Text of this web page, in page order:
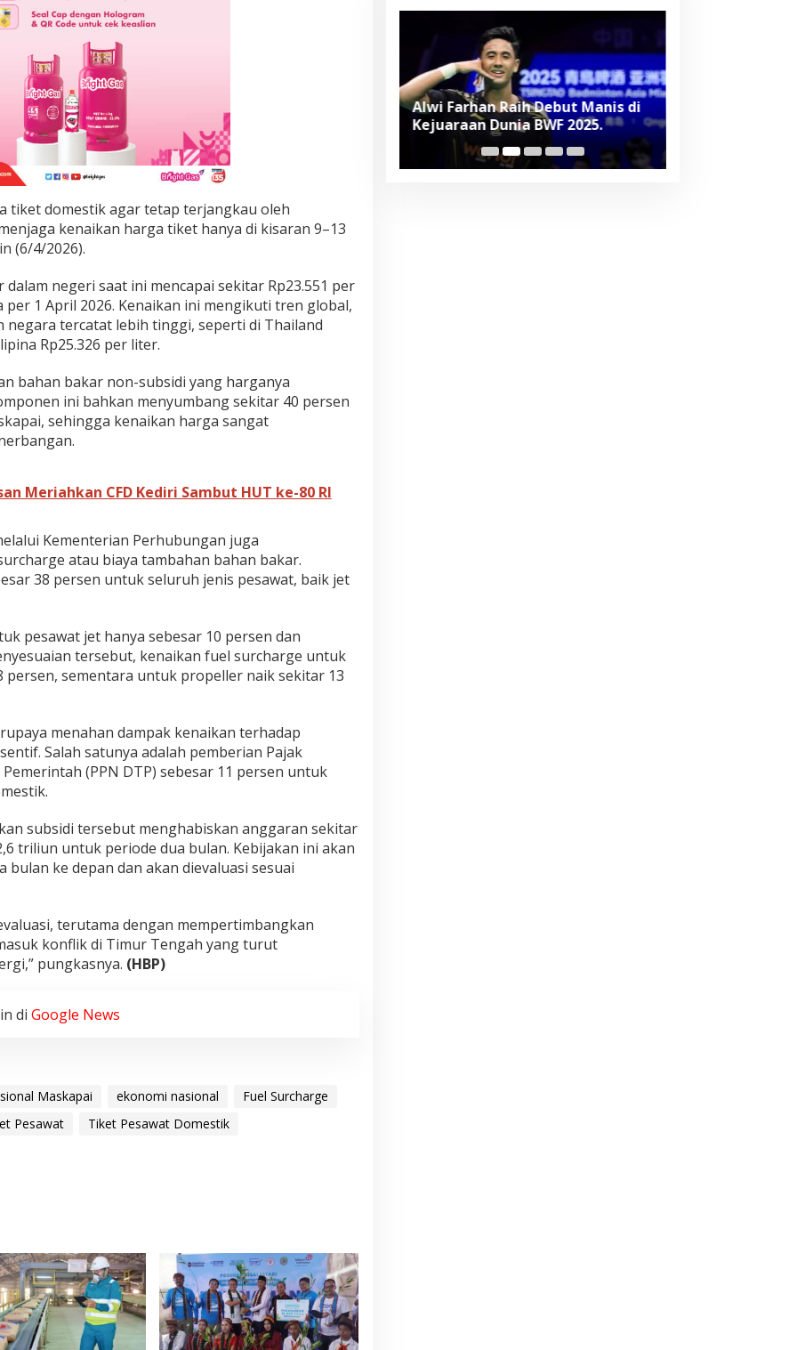
tiket domestik agar tetap terjangkau oleh
kenaikan harga tiket hanya di kisaran 9–13
(6/4/2026).
negeri saat ini mencapai sekitar Rp23.551 per
1 April 2026. Kenaikan ini mengikuti tren global,
negara tercatat lebih tinggi, seperti di Thailand
Rp25.326 per liter.
bahan bakar non-subsidi yang harganya
ini bahkan menyumbang sekitar 40 persen
sehingga kenaikan harga sangat
Meriahkan CFD Kediri Sambut HUT ke-80 RI
Kementerian Perhubungan juga
atau biaya tambahan bahan bakar.
38 persen untuk seluruh jenis pesawat, baik jet
pesawat jet hanya sebesar 10 persen dan
tersebut, kenaikan fuel surcharge untuk
persen, sementara untuk propeller naik sekitar 13
menahan dampak kenaikan terhadap
Salah satunya adalah pemberian Pajak
(PPN DTP) sebesar 11 persen untuk
subsidi tersebut menghabiskan anggaran sekitar
triliun untuk periode dua bulan. Kebijakan ini akan
bulan ke depan dan akan dievaluasi sesuai
terutama dengan mempertimbangkan
konflik di Timur Tengah yang turut
pungkasnya. (HBP)
di Google News
Maskapai ekonomi nasional
Fuel Surcharge
Pesawat
Tiket Pesawat Domestik
Piala Dunia 2026 Usai Taklukkan
Maroko
Alwi Farhan Raih Debut Manis di
Kejuaraan Dunia BWF 2025.